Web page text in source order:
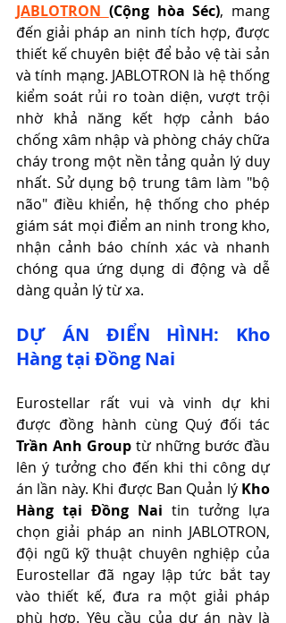
JABLOTRON (Cộng hòa Séc), mang
đến giải pháp an ninh tích hợp, được
thiết kế chuyên biệt để bảo vệ tài sản
và tính mạng. JABLOTRON là hệ thống
kiểm soát rủi ro toàn diện, vượt trội
nhờ khả năng kết hợp cảnh báo
chống xâm nhập và phòng cháy chữa
cháy trong một nền tảng quản lý duy
nhất. Sử dụng bộ trung tâm làm "bộ
não" điều khiển, hệ thống cho phép
giám sát mọi điểm an ninh trong kho,
nhận cảnh báo chính xác và nhanh
chóng qua ứng dụng di động và dễ
dàng quản lý từ xa.
DỰ ÁN ĐIỂN HÌNH: Kho
Hàng tại Đồng Nai
Eurostellar rất vui và vinh dự khi
Trần Anh Group từ những bước đầu
lên ý tưởng cho đến khi thi công dự
án lần này. Khi được Ban Quản lý Kho
Hàng tại Đồng Nai tin tưởng lựa
chọn giải pháp an ninh JABLOTRON,
đội ngũ kỹ thuật chuyên nghiệp của
Eurostellar đã ngay lập tức bắt tay
vào thiết kế, đưa ra một giải pháp
phù hợp. Yêu cầu của dự án này là